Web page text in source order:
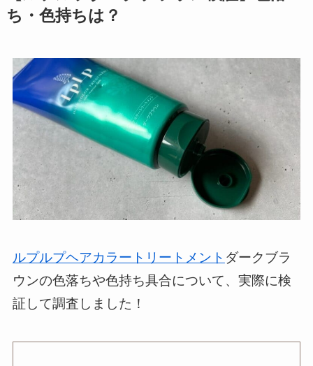
ち・色持ちは？
ルプルプヘアカラートリートメント ダークブラ
ウンの色落ちや色持ち具合について、実際に検
証して調査しました！